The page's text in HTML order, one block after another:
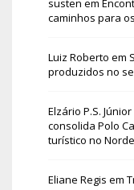
susten em
caminhos para
Luiz Roberto em
produzidos no
Elzário P.S. Júnior
consolida Polo
turístico no
Eliane Regis em